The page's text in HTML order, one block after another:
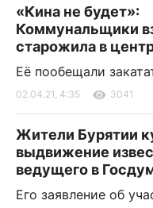
«Кина не будет»:
Коммунальщики
старожила в
Её пообещали
02.04.21, 4:35 3041
Жители Бурятии
выдвижение
ведущего в
Его заявление об